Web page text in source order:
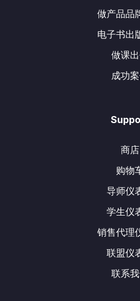
做产品品
电子书出
做课
成功
商店
购物
导师仪
学生仪
销售代理
联盟仪
联系